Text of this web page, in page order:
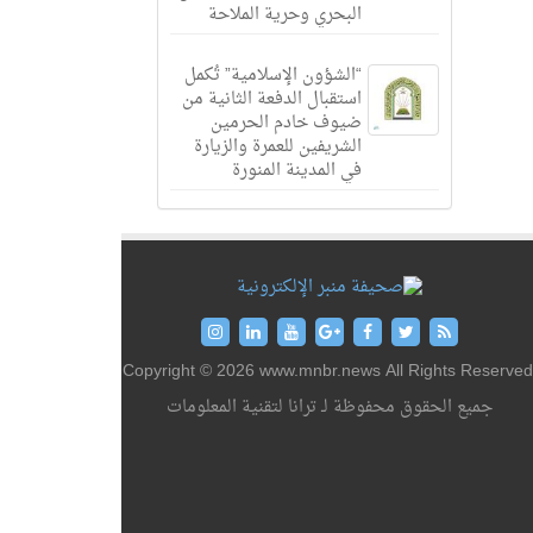
البحري وحرية الملاحة
“الشؤون الإسلامية” تُكمل
استقبال الدفعة الثانية من
ضيوف خادم الحرمين
الشريفين للعمرة والزيارة
في المدينة المنورة
Copyright © 2026 www.mnbr.news All Rights
جميع الحقوق محفوظة لـ ترانا لتقنية المعلومات